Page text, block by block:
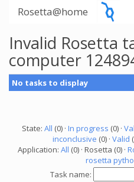
Rosetta@home
Invalid Rosetta
computer
No tasks to display
State: All (0) · In progress (0) ·
inconclusive (0) · Valid
Application: All (0) · Rosetta (0) ·
rosetta
Task name: